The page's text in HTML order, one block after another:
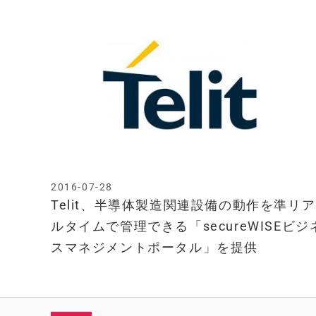
Telit、半導体製造関連設備の動作を準リア
ルタイムで管理できる「secureWISEビジ
スマネジメントポータル」を提供
2016-07-28